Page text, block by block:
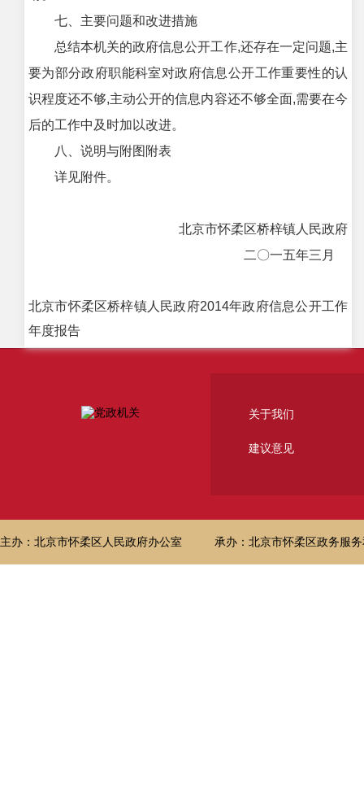
七、主要问题和改进措施
总结本机关的政府信息公开工作,还存在一定问题,主
要为部分政府职能科室对政府信息公开工作重要性的认
识程度还不够,主动公开的信息内容还不够全面,需要在今
后的工作中及时加以改进。
八、说明与附图附表
详见附件。
北京市怀柔区桥梓镇人民政府
二〇一五年三月
北京市怀柔区桥梓镇人民政府2014年政府信息公开工作
年度报告
关于我们
建议意见
主办：北京市怀柔区人民政府办公室 承办：北京市怀柔区政务服